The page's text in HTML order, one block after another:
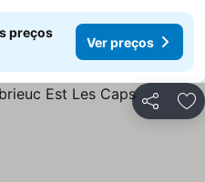
preços
Ver preços
Partilhar